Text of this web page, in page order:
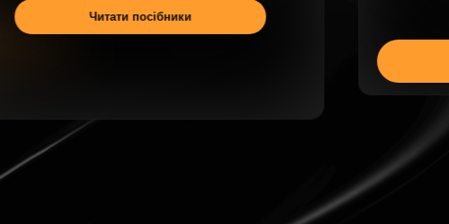
Почати заробляти